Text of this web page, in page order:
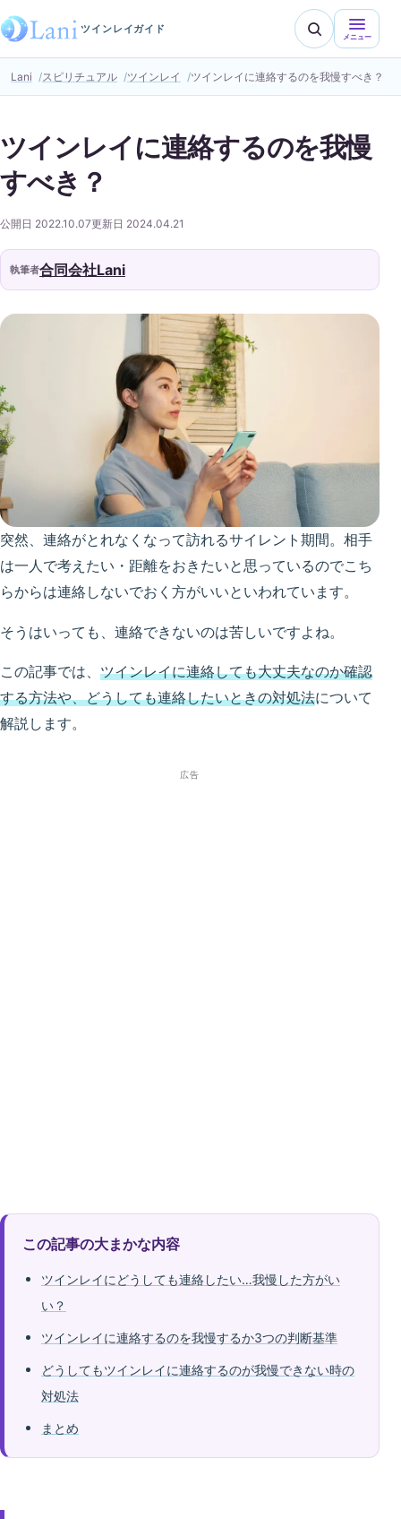
ツインレイガイド
メニュー
Lani スピリチュアル ツインレイ ツインレイに連絡するのを我慢すべき？
ツインレイに連絡するのを我慢
すべき？
公開日 2022.10.07更新日 2024.04.21
執筆者合同会社Lani
突然、連絡がとれなくなって訪れるサイレント期間。相手
は一人で考えたい・距離をおきたいと思っているのでこち
らからは連絡しないでおく方がいいといわれています。
そうはいっても、連絡できないのは苦しいですよね。
この記事では、 ツインレイに連絡しても大丈夫なのか確認
する方法や、どうしても連絡したいときの対処法について
解説します。
広告
この記事の大まかな内容
ツインレイにどうしても連絡したい…我慢した方がい
い？
ツインレイに連絡するのを我慢するか3つの判断基準
どうしてもツインレイに連絡するのが我慢できない時の
対処法
まとめ